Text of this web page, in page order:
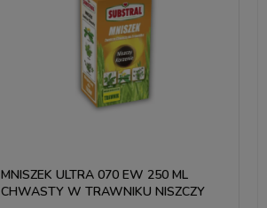
MNISZEK ULTRA 070 EW 250 ML
CHWASTY W TRAWNIKU NISZCZY